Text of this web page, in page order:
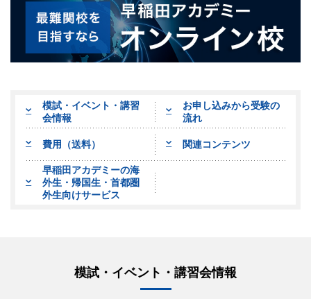
模試・イベント・講習
会情報
お申し込みから受験の
流れ
費用（送料） 関連コンテンツ
早稲田アカデミーの海
外生・帰国生・首都圏
外生向けサービス
模試・イベント・講習会情報